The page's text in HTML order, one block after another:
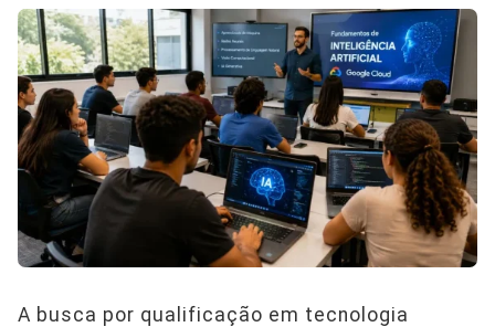
A busca por qualificação em tecnologia